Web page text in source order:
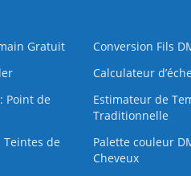
Gratuit
Conversion Fils
Calculateur
Point de
Estimateur de
Traditionnelle
Teintes de
Palette couleur
Cheveux